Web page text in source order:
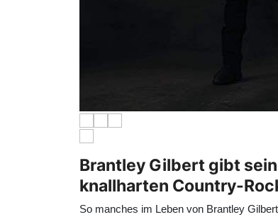
Brantley Gilbert gibt
knallharten Country-
So manches im Leben von Brantley